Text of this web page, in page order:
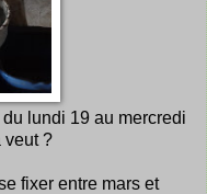
lundi 19 au mercredi
veut ?
fixer entre mars et